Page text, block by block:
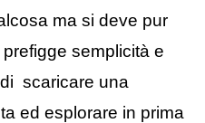
ma si deve pur
semplicità e
scaricare una
ed esplorare in prima